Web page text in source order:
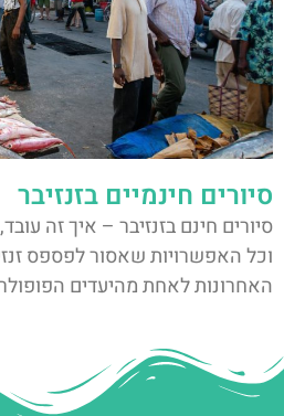
סיורים חינמיים בזנזיבר
סיורים חינם בזנזיבר – איך זה
וכל האפשרויות שאסור לפספס
האחרונות לאחת מהיעדים